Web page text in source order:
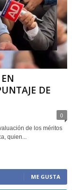
DE
0
de los méritos
quien...
ME GUSTA